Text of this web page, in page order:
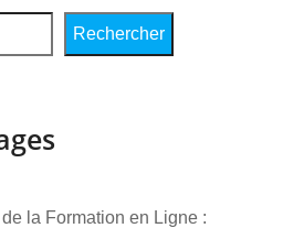
Rechercher
la Formation en Ligne :